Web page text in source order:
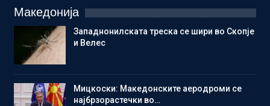
Македонија
Западнонилската треска се шири во Скопје
и Велес
Мицкоски: Македонските аеродроми се
најбрзорастечки во…